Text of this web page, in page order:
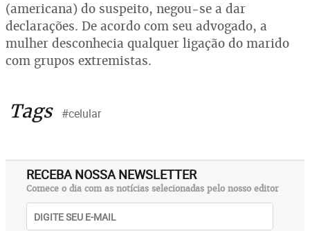
(americana) do suspeito, negou-se a dar
declarações. De acordo com seu advogado, a
mulher desconhecia qualquer ligação do marido
com grupos extremistas.
Tags #celular
RECEBA NOSSA NEWSLETTER
Comece o dia com as notícias selecionadas pelo nosso editor